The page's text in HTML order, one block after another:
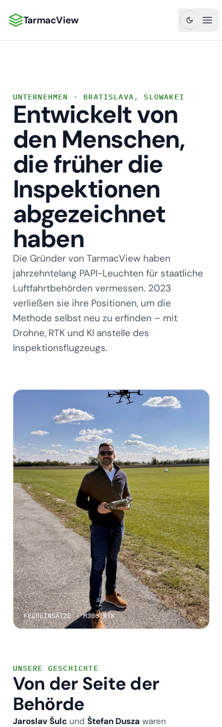
TarmacView: Präzisionsluftfahrtanalytik
TarmacView
UNTERNEHMEN · BRATISLAVA, SLOWAKEI
Entwickelt von
den Menschen,
die früher die
Inspektionen
abgezeichnet
haben
Die Gründer von TarmacView haben
jahrzehntelang PAPI-Leuchten für staatliche
Luftfahrtbehörden vermessen. 2023
verließen sie ihre Positionen, um die
Methode selbst neu zu erfinden – mit
Drohne, RTK und KI anstelle des
Inspektionsflugzeugs.
FELDEINSÄTZE · M300 RTK
UNSERE GESCHICHTE
Von der Seite der
Behörde
Jaroslav Šulcund Štefan Dusza waren